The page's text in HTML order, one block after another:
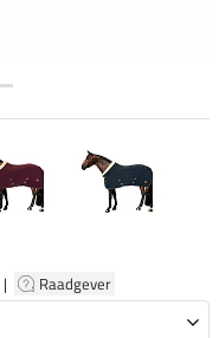
| Raadgever